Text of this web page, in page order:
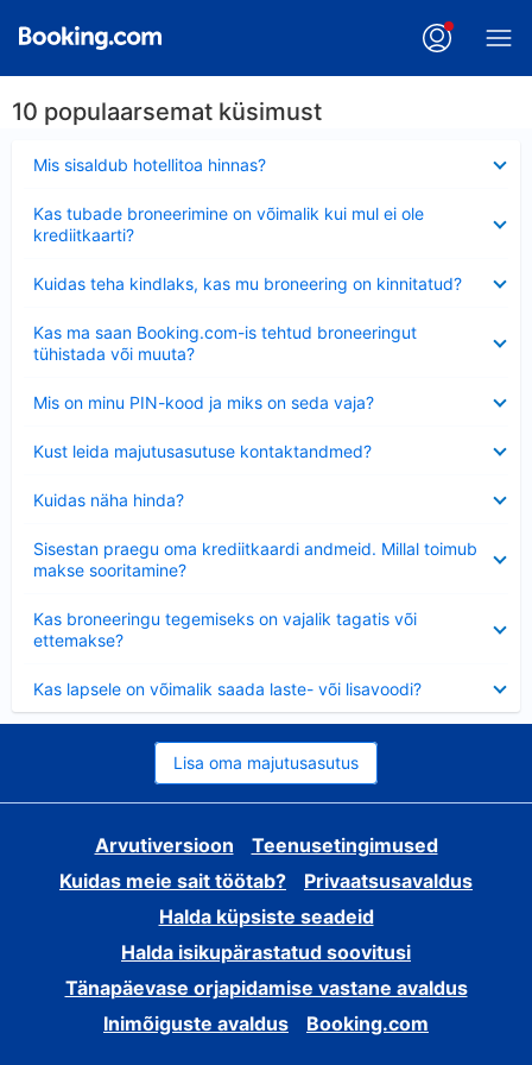
10 populaarsemat küsimust
Mis sisaldub hotellitoa hinnas?
Kas tubade broneerimine on võimalik kui mul ei ole
krediitkaarti?
Kuidas teha kindlaks, kas mu broneering on kinnitatud?
Kas ma saan Booking.com-is tehtud broneeringut
tühistada või muuta?
Mis on minu PIN-kood ja miks on seda vaja?
Kust leida majutusasutuse kontaktandmed?
Kuidas näha hinda?
Sisestan praegu oma krediitkaardi andmeid. Millal toimub
makse sooritamine?
Kas broneeringu tegemiseks on vajalik tagatis või
ettemakse?
Kas lapsele on võimalik saada laste- või lisavoodi?
Lisa oma majutusasutus
Arvutiversioon
Teenusetingimused
Kuidas meie sait töötab?
Privaatsusavaldus
Halda küpsiste seadeid
Halda isikupärastatud soovitusi
Tänapäevase orjapidamise vastane avaldus
Inimõiguste avaldus
Booking.com